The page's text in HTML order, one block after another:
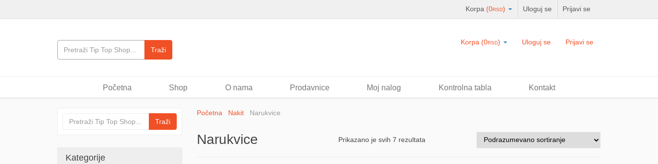
Korpa (0RSD) Uloguj se Prijavi se
Traži
Korpa (0RSD) Uloguj se Prijavi se
Početna Shop O nama Prodavnice Moj nalog Kontrolna tabla Kontakt
Traži
Kategorije
Početna Nakit Narukvice
Narukvice Prikazano je svih 7 rezultata